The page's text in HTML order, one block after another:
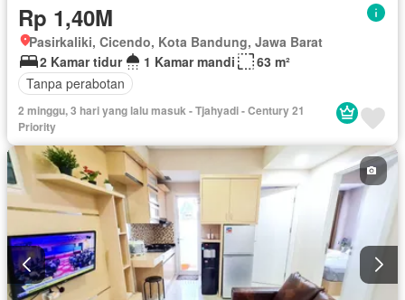
Rp 1,40M
Pasirkaliki, Cicendo, Kota Bandung, Jawa Barat
2 Kamar tidur
1 Kamar mandi
63 m²
Tanpa perabotan
2 minggu, 3 hari yang lalu masuk - Tjahyadi - Century 21
Priority